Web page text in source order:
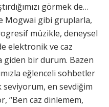
görmek de…
Mogwai gibi gruplarla,
müzikle, deneysel
elektronik ve caz
giden bir durum. Bazen
eğlenceli sohbetler
en sevdiğim
“Ben caz dinlemem,